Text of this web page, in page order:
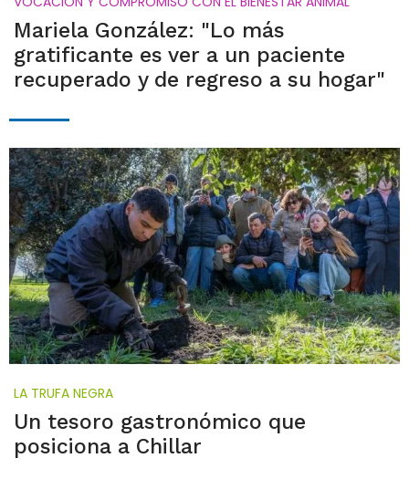
Mariela González: "Lo más
gratificante es ver a un paciente
recuperado y de regreso a su hogar"
LA TRUFA NEGRA
Un tesoro gastronómico que
posiciona a Chillar